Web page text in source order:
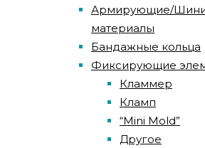
Армирующие/
материалы
Бандажные кольца
Фиксирующие
Кламмер
Кламп
“Mini Mold”
Другое